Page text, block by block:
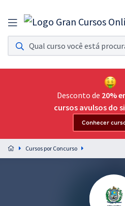
Assinatura Ilimitada 11
Acesso a todos os cursos. Teste grátis por 7
Assinatura OAB Até Passar
Acesso ilimitado a toda preparação para o
Preparação completa e intensiva para as
residências em saúde do Brasil
Desconto de 20%
cursos avulsos do
Conhecer
Cursos por Concurso